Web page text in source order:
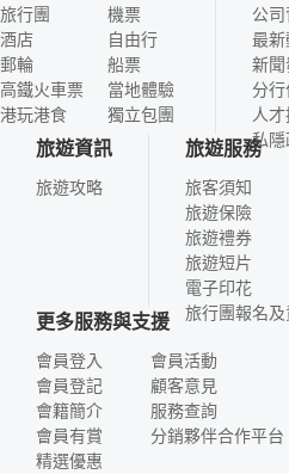
旅行團
酒店
郵輪
高鐵火車票
港玩港食
機票
自由行
船票
當地體驗
獨立包團
公
最
新
分
人
私
旅遊資訊
旅遊攻略
旅遊服務
旅客須知
旅遊保險
旅遊禮券
旅遊短片
電子印花
旅行團報名
更多服務與支援
會員登入
會員登記
會籍簡介
會員有賞
精選優惠
會員活動
顧客意見
服務查詢
分銷夥伴合作平台